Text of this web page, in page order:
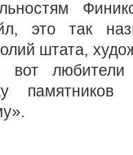
это так
штата,
любители
памятников